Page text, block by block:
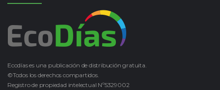
Ecodías es una publicación de distribución gratuita.
©Todos los derechos compartidos.
Registro de propiedad intelectual Nº5329002